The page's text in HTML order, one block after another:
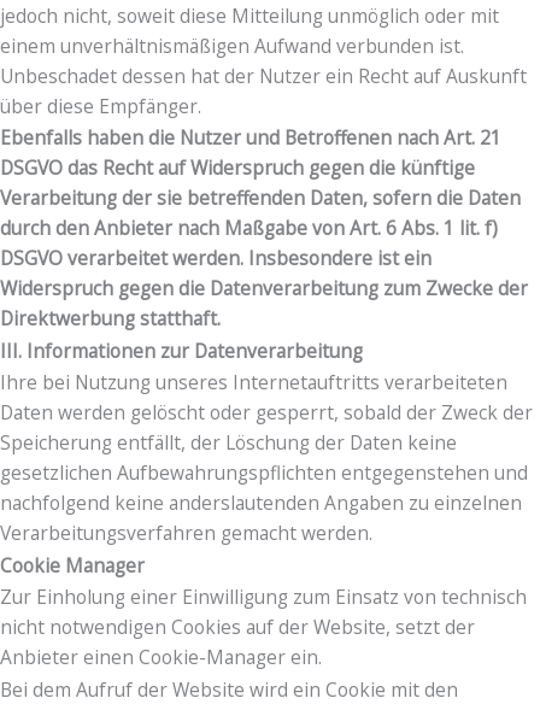
jedoch nicht, soweit diese Mitteilung unmöglich oder mit
einem unverhältnismäßigen Aufwand verbunden ist.
Unbeschadet dessen hat der Nutzer ein Recht auf Auskunft
über diese Empfänger.
Ebenfalls haben die Nutzer und Betroffenen nach Art. 21
DSGVO das Recht auf Widerspruch gegen die künftige
Verarbeitung der sie betreffenden Daten, sofern die Daten
durch den Anbieter nach Maßgabe von Art. 6 Abs. 1 lit. f)
DSGVO verarbeitet werden. Insbesondere ist ein
Widerspruch gegen die Datenverarbeitung zum Zwecke der
Direktwerbung statthaft.
III. Informationen zur Datenverarbeitung
Ihre bei Nutzung unseres Internetauftritts verarbeiteten
Daten werden gelöscht oder gesperrt, sobald der Zweck der
Speicherung entfällt, der Löschung der Daten keine
gesetzlichen Aufbewahrungspflichten entgegenstehen und
nachfolgend keine anderslautenden Angaben zu einzelnen
Verarbeitungsverfahren gemacht werden.
Cookie Manager
Zur Einholung einer Einwilligung zum Einsatz von technisch
nicht notwendigen Cookies auf der Website, setzt der
Anbieter einen Cookie-Manager ein.
Bei dem Aufruf der Website wird ein Cookie mit den